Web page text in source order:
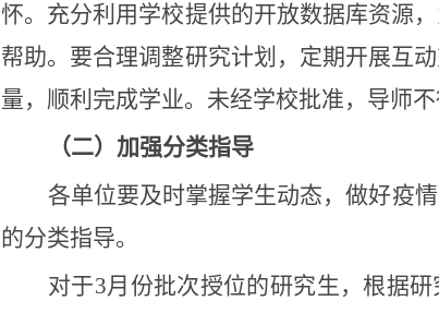
怀。充分利用学校提供的开放数据库资源
帮助。要合理调整研究计划，定期开展互
量，顺利完成学业。未经学校批准，导师不
（二）加强分类指导
各单位要及时掌握学生动态，做好疫
的分类指导。
对于3月份批次授位的研究生，根据